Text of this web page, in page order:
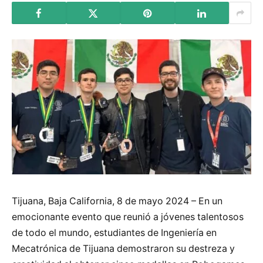
Tijuana, Baja California, 8 de mayo 2024 – En un
emocionante evento que reunió a jóvenes talentosos
de todo el mundo, estudiantes de Ingeniería en
Mecatrónica de Tijuana demostraron su destreza y